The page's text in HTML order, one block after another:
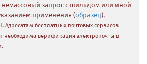
запрос с шильдом или иной
применения (образец),
Адресатам бесплатных почтовых сервисов
верификация электропочты в